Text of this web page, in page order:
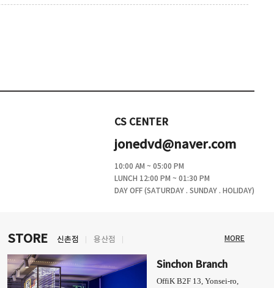
CS CENTER
jonedvd@naver.com
10:00 AM ~ 05:00 PM
LUNCH 12:00 PM ~ 01:30 PM
DAY OFF (SATURDAY . SUNDAY . HOLIDAY)
STORE 신촌점 용산점 MORE
Sinchon Branch
OffiK B2F 13, Yonsei-ro,